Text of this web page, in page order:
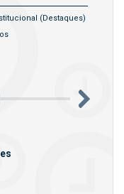
(destaques)